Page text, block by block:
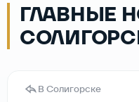
ГЛАВНЫЕ
В Солигорске